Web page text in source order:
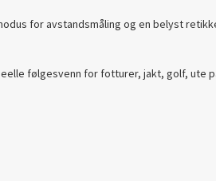
for avstandsmåling og en belyst
følgesvenn for fotturer, jakt, golf, ute